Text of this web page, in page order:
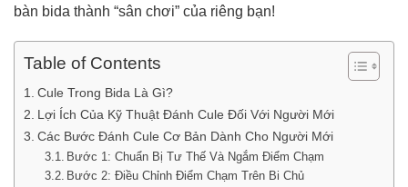
bàn bida thành “sân chơi” của riêng bạn!
Table of Contents
Cule Trong Bida Là Gì?
Lợi Ích Của Kỹ Thuật Đánh Cule Đối Với Người Mới
Các Bước Đánh Cule Cơ Bản Dành Cho Người Mới
Bước 1: Chuẩn Bị Tư Thế Và Ngắm Điểm Chạm
Bước 2: Điều Chỉnh Điểm Chạm Trên Bi Chủ